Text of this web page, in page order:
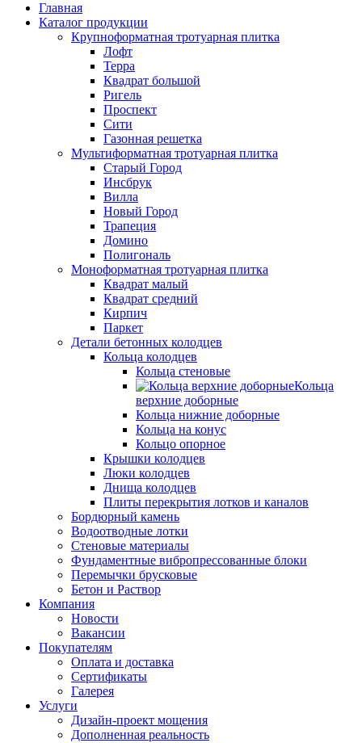
Главная
Каталог продукции
Крупноформатная тротуарная плитка
Лофт
Терра
Квадрат большой
Ригель
Проспект
Сити
Газонная решетка
Мультиформатная тротуарная плитка
Старый Город
Инсбрук
Вилла
Новый Город
Трапеция
Домино
Полигональ
Моноформатная тротуарная плитка
Квадрат малый
Квадрат средний
Кирпич
Паркет
Детали бетонных колодцев
Кольца колодцев
Кольца стеновые
Кольца
верхние доборные
Кольца нижние доборные
Кольца на конус
Кольцо опорное
Крышки колодцев
Люки колодцев
Днища колодцев
Плиты перекрытия лотков и каналов
Бордюрный камень
Водоотводные лотки
Стеновые материалы
Фундаментные вибропрессованные блоки
Перемычки брусковые
Бетон и Раствор
Компания
Новости
Вакансии
Покупателям
Оплата и доставка
Сертификаты
Галерея
Услуги
Дизайн-проект мощения
Дополненная реальность